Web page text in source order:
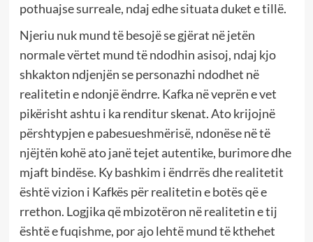
pothuajse surreale, ndaj edhe situata duket e tillë.
Njeriu nuk mund të besojë se gjërat në jetën
normale vërtet mund të ndodhin asisoj, ndaj kjo
shkakton ndjenjën se personazhi ndodhet në
realitetin e ndonjë ëndrre. Kafka në veprën e vet
pikërisht ashtu i ka renditur skenat. Ato krijojnë
përshtypjen e pabesueshmërisë, ndonëse në të
njëjtën kohë ato janë tejet autentike, burimore dhe
mjaft bindëse. Ky bashkim i ëndrrës dhe realitetit
është vizion i Kafkës për realitetin e botës që e
rrethon. Logjika që mbizotëron në realitetin e tij
është e fuqishme, por ajo lehtë mund të kthehet